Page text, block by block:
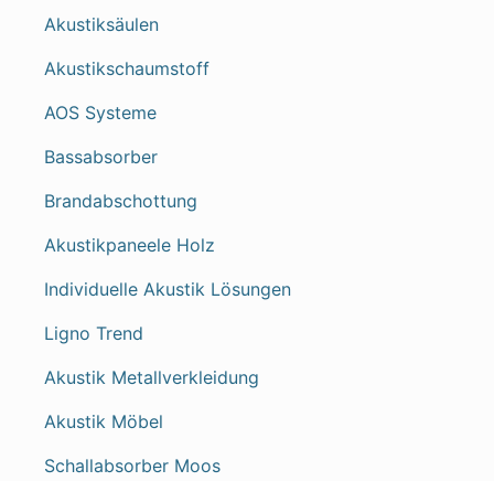
Akustiksäulen
Akustikschaumstoff
AOS Systeme
Bassabsorber
Brandabschottung
Akustikpaneele Holz
Individuelle Akustik Lösungen
Ligno Trend
Akustik Metallverkleidung
Akustik Möbel
Schallabsorber Moos